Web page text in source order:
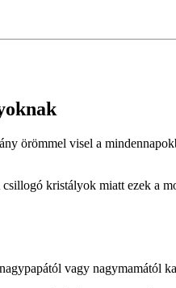
örömmel visel a
kristályok miatt ezek a
vagy nagymamától